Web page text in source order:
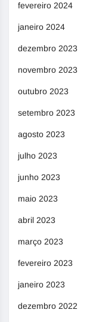
fevereiro 2024
janeiro 2024
dezembro 2023
novembro 2023
outubro 2023
setembro 2023
agosto 2023
julho 2023
junho 2023
maio 2023
abril 2023
março 2023
fevereiro 2023
janeiro 2023
dezembro 2022